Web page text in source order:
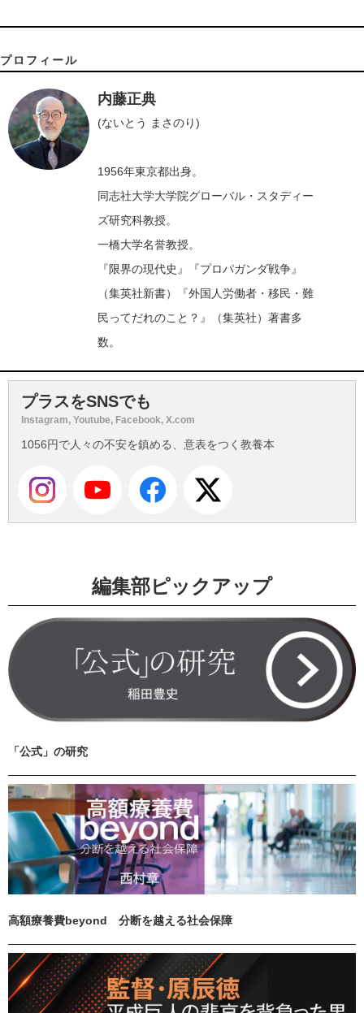
プロフィール
内藤正典
(ないとう まさのり)
1956年東京都出身。
同志社大学大学院グローバル・スタディー
ズ研究科教授。
一橋大学名誉教授。
『限界の現代史』『プロパガンダ戦争』
（集英社新書）『外国人労働者・移民・難
民ってだれのこと？』（集英社）著書多
数。
プラスをSNSでも
Instagram, Youtube, Facebook, X.com
1056円で人々の不安を鎮める、意表をつく教養本
編集部ピックアップ
「公式」の研究
高額療養費beyond 分断を越える社会保障